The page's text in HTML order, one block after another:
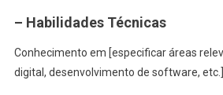
– Habilidades Técnicas
Conhecimento em [especificar áreas
digital, desenvolvimento de software,